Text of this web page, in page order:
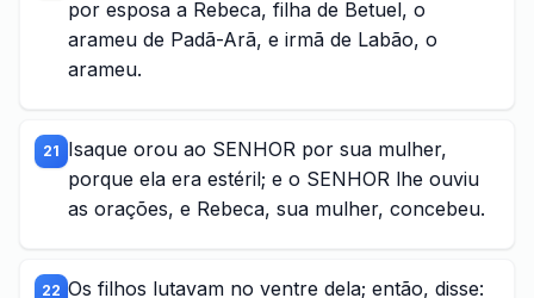
por esposa a Rebeca, filha de Betuel, o
arameu de Padã-Arã, e irmã de Labão, o
arameu.
21 Isaque orou ao SENHOR por sua mulher,
porque ela era estéril; e o SENHOR lhe ouviu
as orações, e Rebeca, sua mulher, concebeu.
22 Os filhos lutavam no ventre dela; então, disse: